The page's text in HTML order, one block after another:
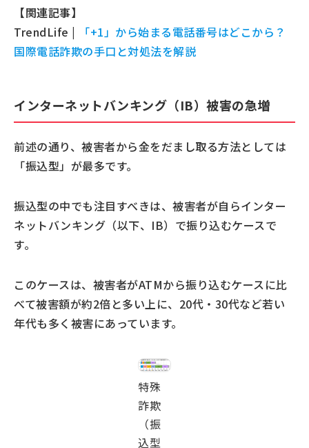
【関連記事】
TrendLife |
「+1」から始まる電話番号はどこから？
国際電話詐欺の手口と対処法を解説
インターネットバンキング（IB）被害の急増
前述の通り、被害者から金をだまし取る方法としては
「振込型」が最多です。
振込型の中でも注目すべきは、被害者が自らインター
ネットバンキング（以下、IB）で振り込むケースで
す。
このケースは、被害者がATMから振り込むケースに比
べて被害額が約2倍と多い上に、20代・30代など若い
年代も多く被害にあっています。
特殊
詐欺
（振
込型